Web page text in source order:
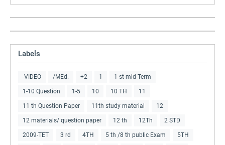
Labels
-VIDEO /MEd. +2 1 1 st mid Term
1-10 Question 1-5 10 10 TH 11
11 th Question Paper 11th study material 12
12 materials/ question paper 12 th 12Th 2 STD
2009-TET 3 rd 4TH 5 th /8 th public Exam 5TH